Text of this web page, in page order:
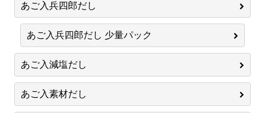
あご入兵四郎だし
あご入兵四郎だし 少量パック
あご入減塩だし
あご入素材だし